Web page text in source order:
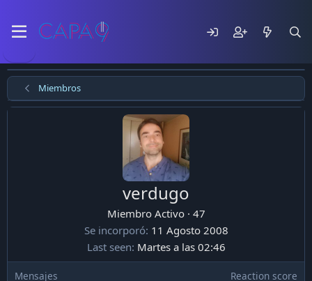
Miembros
verdugo
Miembro Activo · 47
Se incorporó 11 Agosto 2008
Last seen Martes a las 02:46
Mensajes Reaction score